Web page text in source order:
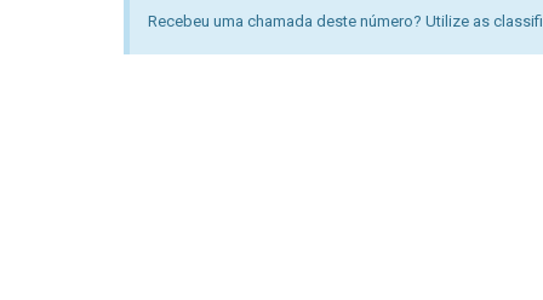
Recebeu uma chamada deste número? Utilize as